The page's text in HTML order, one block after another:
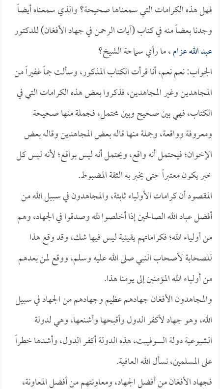
فهل هذه الكرامات التي سمعناها صحيحة؟ والذي سمعناه أيضاً
وجدنا بعضاً منه في كتاب (آيات الرحمن في جهاد الأفغان) للدكتور
عبد الله عزام، ما رأي سماحة الشيخ؟
الجواب: نعم نعم، أنا قرأت الكتاب المذكور، وسألت جماً غفيراً من
المجاهدين وغير المجاهدين، فذكروا بعض هذه الكرامات التي في
الكتاب، فهي بين صحيح وبين محتمل، فجملة منها صحيحة
ومعروفة وواقعة، وجملة منها قاله بعض المجاهدين وقاله بعض
الإخوان؛ فيحتمل أنه واقع، ويحتمل أنه ليس بواقع؛ لأنه ليس كل
خبر يكون معتبراً حتى يخبر به الثقة المضبوط.
المقصود أن كرامات الأولياء ثابتة، والمجاهدون في سبيل الله من
أفضل عباد الله الصالحين إذا أخلصوا لله وصدقوا في الجهاد، وهم
من أولياء الله؛ فكراماتهم يقينية ليس فيها شك، وقد وقع هذا
للصحابة لأصحاب النبي صلى الله عليه وسلم، ووقع لمن بعدهم
من أولياء الله المؤمنين إلى يومنا هذا.
والمجاهدون الأفغان جهادهم عظيم وجهادهم من الجهاد في سبيل
الله، وهو جهاد لأكفر الدول وأقبحها وأشنعها، وهي لدولة
الشيوعية دولة السوفييت، هذه الدولة أكفر الدول، وأشدها خطراً
على المسلمين، نسأل الله العافية.
فجهاد الأفغان من أفضل الجهاد، ومعاونتهم من أفضل المعاونة،